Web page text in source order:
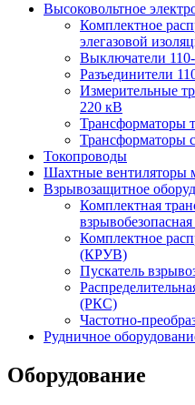
Высоковольтное
Комплектное
элегазовой
Выключатели
Разъединители
Измерительные
220 кВ
Трансформаторы
Трансформаторы
Токопроводы
Шахтные вентиляторы
Взрывозащитное
Комплектная
Комплектное
(КРУВ)
Пускатель
(РКС)
Частотно-
Рудничное
Оборудование